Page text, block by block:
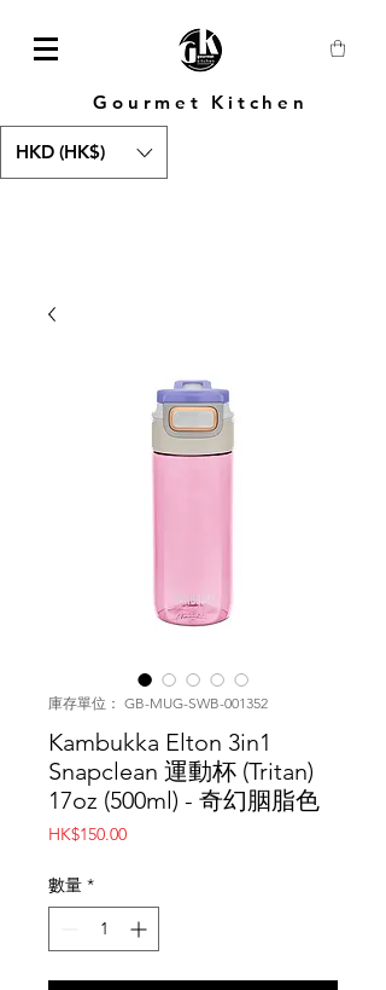
Gourmet Kitchen
HKD (HK$)
庫存單位： GB-MUG-SWB-001352
Kambukka Elton 3in1
Snapclean 運動杯 (Tritan)
17oz (500ml) - 奇幻胭脂色
HK$150.00價
數量 *